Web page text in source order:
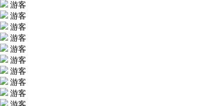
游客
游客
游客
游客
游客
游客
游客
游客
游客
游客